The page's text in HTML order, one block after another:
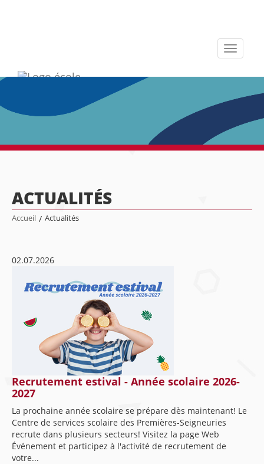
Toggle
ACTUALITÉS
Accueil / Actualités
02.07.2026
Recrutement estival - Année scolaire 2026-
2027
La prochaine année scolaire se prépare dès maintenant! Le
Centre de services scolaire des Premières-Seigneuries
recrute dans plusieurs secteurs! Visitez la page Web
Événement et participez à l'activité de recrutement de
votre...